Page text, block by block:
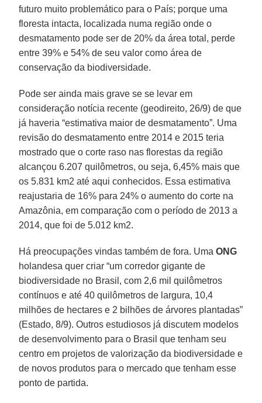
futuro muito problemático para o País; porque uma
floresta intacta, localizada numa região onde o
desmatamento pode ser de 20% da área total, perde
entre 39% e 54% de seu valor como área de
conservação da biodiversidade.
Pode ser ainda mais grave se se levar em
consideração notícia recente (geodireito, 26/9) de que
já haveria “estimativa maior de desmatamento”. Uma
revisão do desmatamento entre 2014 e 2015 teria
mostrado que o corte raso nas florestas da região
alcançou 6.207 quilômetros, ou seja, 6,45% mais que
os 5.831 km2 até aqui conhecidos. Essa estimativa
reajustaria de 16% para 24% o aumento do corte na
Amazônia, em comparação com o período de 2013 a
2014, que foi de 5.012 km2.
Há preocupações vindas também de fora. UmaONG
holandesa quer criar “um corredor gigante de
biodiversidade no Brasil, com 2,6 mil quilômetros
contínuos e até 40 quilômetros de largura, 10,4
milhões de hectares e 2 bilhões de árvores plantadas”
(Estado, 8/9). Outros estudiosos já discutem modelos
de desenvolvimento para o Brasil que tenham seu
centro em projetos de valorização da biodiversidade e
de novos produtos para o mercado que tenham esse
ponto de partida.